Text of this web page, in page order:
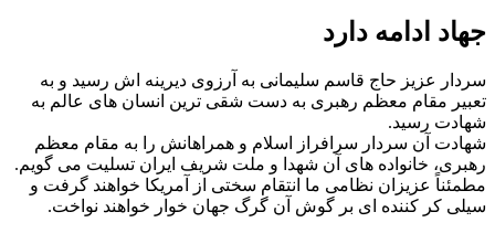
جهاد ادامه دارد
سردار عزیز حاج قاسم سلیمانی به آرزوی دیرینه اش رسید و به
تعبیر مقام معظم رهبری به دست شقی ترین انسان های عالم به
شهادت رسید.
شهادت آن سردار سرافراز اسلام و همراهانش را به مقام معظم
رهبری، خانواده های آن شهدا و ملت شریف ایران تسلیت می گویم.
مطمئناً عزیزان نظامی ما انتقام سختی از آمریکا خواهند گرفت و
سیلی کر کننده ای بر گوش آن گرگ جهان خوار خواهند نواخت.